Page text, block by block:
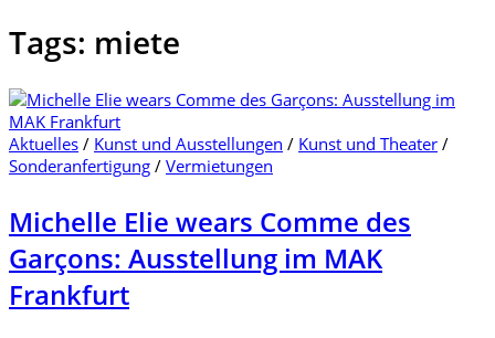
Tags: miete
Aktuelles / Kunst und Ausstellungen / Kunst und Theater /
Sonderanfertigung / Vermietungen
Michelle Elie wears Comme des
Garçons: Ausstellung im MAK
Frankfurt